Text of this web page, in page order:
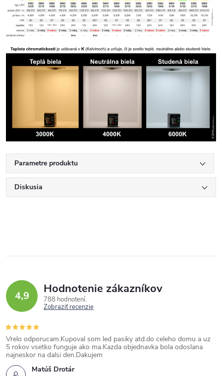
Parametre produktu
Diskusia
4,9 Hodnotenie zákazníkov
788 hodnotení
Zobraziť recenzie
Matúš Drotár
Vrelo odporucam.Kupoval som led pasiky atd.do celeho domu a uz
5 rokov vsetko funguje ako ma.Kazda objednavka bola odoslana
najneskor na dalsi den.Dakujem